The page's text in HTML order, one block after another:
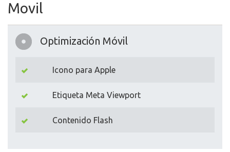
Movil
Optimización Móvil
Icono para Apple
Etiqueta Meta Viewport
Contenido Flash